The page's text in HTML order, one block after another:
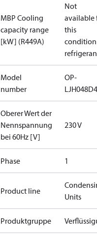
MBP Cooling
capacity range
[kW] (R449A)
Not
available
this
Model
number
OP-
Oberer Wert der
Nennspannung
bei 60Hz [V]
230 V
Phase 1
Product line
Units
Produktgruppe